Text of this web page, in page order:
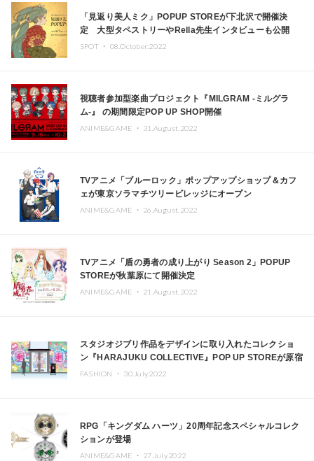
「見返り美人ミク」POPUP STOREが下北沢で開催決
定 大型タペストリーやRella先生インタビューも公開
SPOT ・ 08.October.2022
視聴者参加型楽曲プロジェクト『MILGRAM -ミルグラ
ム-』 の期間限定POP UP SHOP開催
ANIME&GAME ・ 31.August.2022
TVアニメ「ブルーロック」ポップアップショップ＆カフ
ェが東京ソラマチツリービレッジにオープン
ANIME&GAME ・ 26.August.2022
TVアニメ「盾の勇者の成り上がり Season 2」POPUP
STOREが秋葉原にて開催決定
ANIME&GAME ・ 21.August.2022
スタジオジブリ作品をデザインに取り入れたコレクショ
ン『HARAJUKU COLLECTIVE』POP UP STOREが原宿
にオープン
FASHION ・ 30.July.2022
RPG「キングダム ハーツ」20周年記念スペシャルコレク
ションが登場
ANIME&GAME ・ 27.July.2022